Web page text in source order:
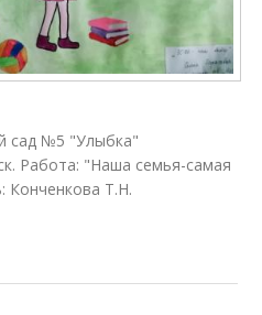
сад №5 "Улыбка"
Работа: "Наша семья-самая
Конченкова Т.Н.